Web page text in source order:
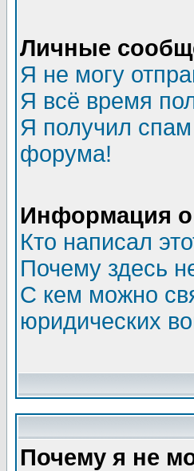
Личные
Я не могу
Я всё время
Я получил спам
форума!
Информация
Кто написал
Почему здесь
С кем можно
юридических
Почему я не